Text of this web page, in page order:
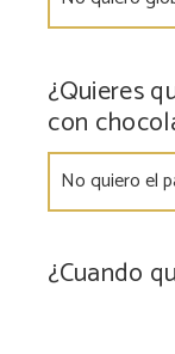
¿Quieres
con
¿Cuando